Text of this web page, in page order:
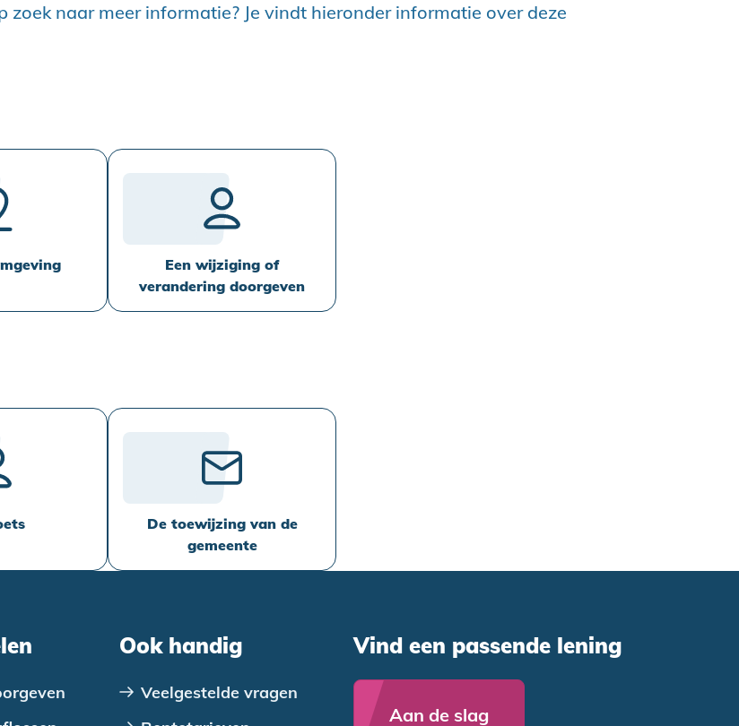
naar meer informatie? Je vindt hieronder informatie over deze
Een wijziging of
verandering doorgeven
De toewijzing van de
gemeente
Ook handig
Veelgestelde vragen
Vind een passende lening
Aan de slag